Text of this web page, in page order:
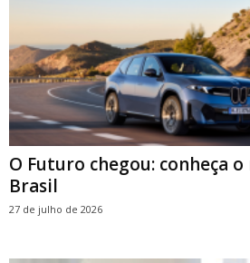
O Futuro chegou: conheça
Brasil
27 de julho de 2026